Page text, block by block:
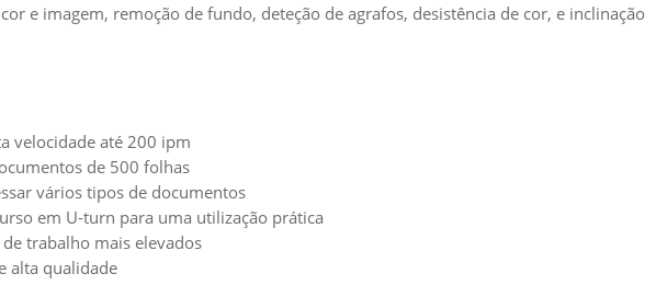
e imagem, remoção de fundo, deteção de agrafos, desistência de cor, e inclinação
velocidade até 200 ipm
de 500 folhas
vários tipos de documentos
em U-turn para uma utilização prática
trabalho mais elevados
alta qualidade